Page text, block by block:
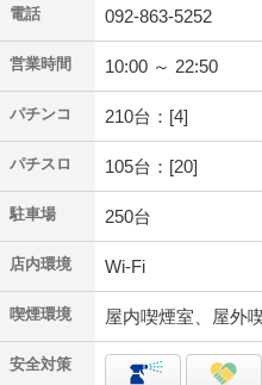
電話 092-863-5252
営業時間 10:00 ～ 22:50
パチンコ 210台：[4]
パチスロ 105台：[20]
駐車場 250台
店内環境 Wi-Fi
喫煙環境 屋内喫煙室、屋外
安全対策